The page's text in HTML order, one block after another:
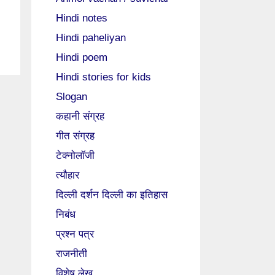
Hindi notes
Hindi paheliyan
Hindi poem
Hindi stories for kids
Slogan
कहानी संग्रह
गीत संग्रह
टेक्नोलॉजी
त्यौहार
दिल्ली दर्शन दिल्ली का इतिहास
निबंध
प्रश्न पत्र
राजनीती